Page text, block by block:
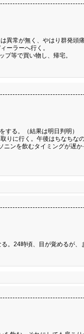
異常が無く、やはり群発頭
ーラーへ行く。
等で買い物し、帰宅。
する。（結果は明日判明）
りに行く。午後はちなちな
ンを飲むタイミングが遅
。24時頃、目が覚めるが、